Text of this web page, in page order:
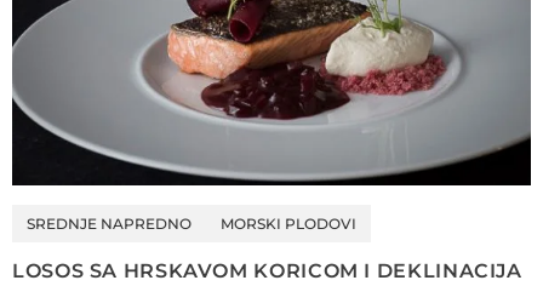
SREDNJE NAPREDNO MORSKI PLODOVI
LOSOS SA HRSKAVOM KORICOM I DEKLINACIJA